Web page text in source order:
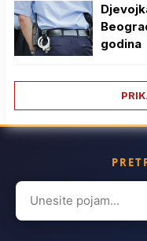
godina
Search
for: